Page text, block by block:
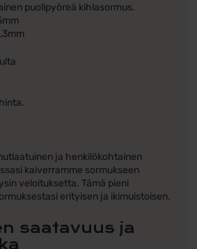
puolipyöreä kihlasormus.
ja henkilökohtainen
kaiverramme sormukseen
veloituksetta. Tämä pieni
erityisen ja ikimuistoisen.
saatavuus ja